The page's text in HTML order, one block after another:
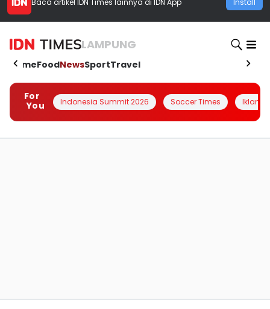
Baca artikel IDN Times lainnya di IDN App Install
LAMPUNG
HomeFoodNewsSportTravel
For
You
Indonesia Summit 2026 Soccer Times Iklanin